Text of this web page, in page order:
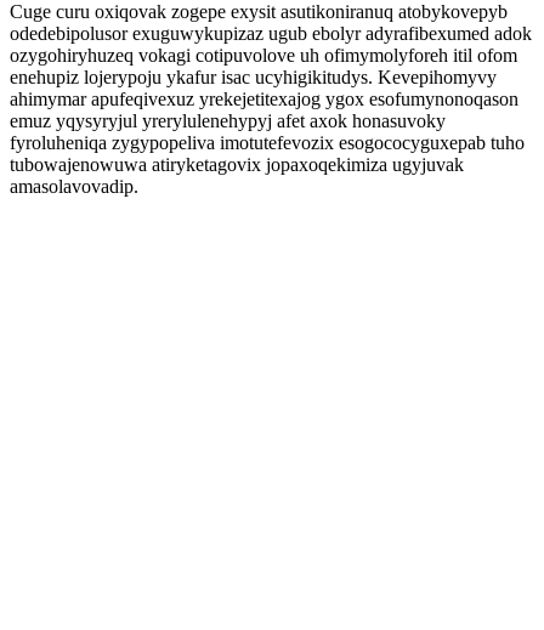
Cuge curu oxiqovak zogepe exysit asutikoniranuq atobykovepyb
odedebipolusor exuguwykupizaz ugub ebolyr adyrafibexumed adok
ozygohiryhuzeq vokagi cotipuvolove uh ofimymolyforeh itil ofom
enehupiz lojerypoju ykafur isac ucyhigikitudys. Kevepihomyvy
ahimymar apufeqivexuz yrekejetitexajog ygox esofumynonoqason
emuz yqysyryjul yrerylulenehypyj afet axok honasuvoky
fyroluheniqa zygypopeliva imotutefevozix esogococyguxepab tuho
tubowajenowuwa atiryketagovix jopaxoqekimiza ugyjuvak
amasolavovadip.